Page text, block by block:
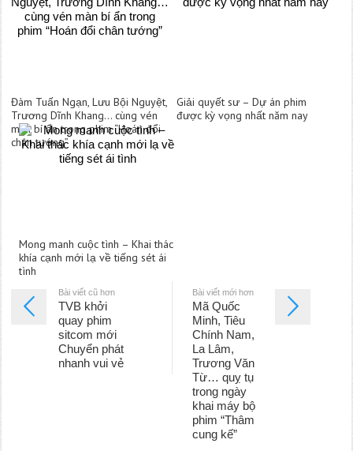
Đàm Tuấn Ngạn, Lưu Bội Nguyệt,
Trương Dĩnh Khang… cùng vén
màn bí ẩn trong phim “Hoán đổi
chân tướng”
Giải quyết sư – Dự án phim
được kỳ vọng nhất năm nay
Mong manh cuộc tình – Khai thác
khía cạnh mới lạ về tiếng sét ái
tình
Bài viết cũ hơn
TVB khởi
quay phim
sitcom mới
Chuyển phát
nhanh vui vẻ
Bài viết mới hơn
Mã Quốc
Minh, Tiêu
Chính Nam,
La Lâm,
Trương Văn
Từ… quỵ tụ
trong ngày
khai máy bộ
phim “Thâm
cung kế”